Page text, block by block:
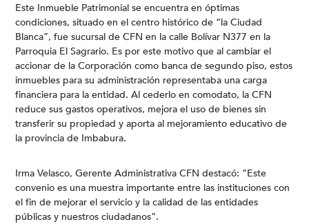
Este Inmueble Patrimonial se encuentra en óptimas
condiciones, situado en el centro histórico de “la Ciudad
Blanca”, fue sucursal de CFN en la calle Bolívar N377 en la
Parroquia El Sagrario. Es por este motivo que al cambiar el
accionar de la Corporación como banca de segundo piso, estos
inmuebles para su administración representaba una carga
financiera para la entidad. Al cederlo en comodato, la CFN
reduce sus gastos operativos, mejora el uso de bienes sin
transferir su propiedad y aporta al mejoramiento educativo de
la provincia de Imbabura.
Irma Velasco, Gerente Administrativa CFN destacó: “Este
convenio es una muestra importante entre las instituciones con
el fin de mejorar el servicio y la calidad de las entidades
públicas y nuestros ciudadanos”.